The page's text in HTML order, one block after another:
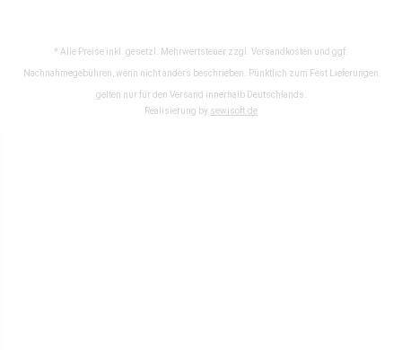
* Alle Preise inkl. gesetzl. Mehrwertsteuer zzgl. Versandkosten und ggf.
Nachnahmegebühren, wenn nicht anders beschrieben. Pünktlich zum Fest Lieferungen
gelten nur für den Versand innerhalb Deutschlands.
Realisierung by sewisoft.de